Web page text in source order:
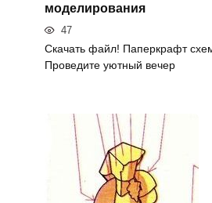
моделирования
47
Скачать файл! Паперкрафт
Проведите уютный вечер